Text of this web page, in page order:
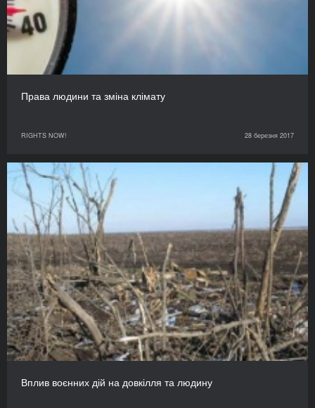
Права людини та зміна клімату
RIGHTS NOW! 28 березня 2017
Вплив воєнних дій на довкілля та людину